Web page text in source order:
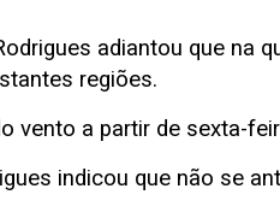
adiantou que na
regiões.
vento a partir de sexta-
indicou que não se